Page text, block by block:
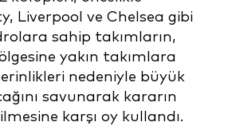
Liverpool ve Chelsea gibi
sahip takımların,
yakın takımlara
nedeniyle büyük
savunarak kararın
karşı oy kullandı.